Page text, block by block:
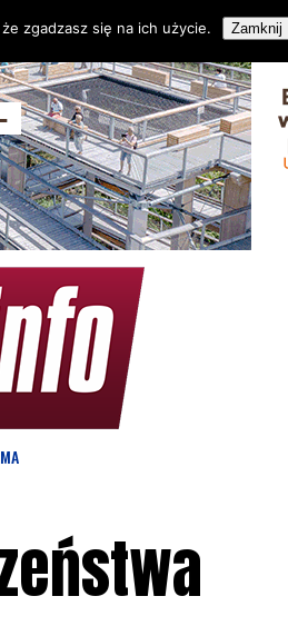
zgadzasz się na ich użycie. Zamknij